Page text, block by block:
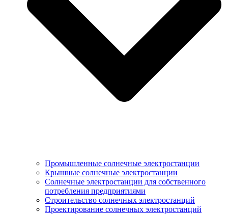
Промышленные солнечные электростанции
Крышные солнечные электростанции
Солнечные электростанции для собственного
потребления предприятиями
Строительство солнечных электростанций
Проектирование солнечных электростанций